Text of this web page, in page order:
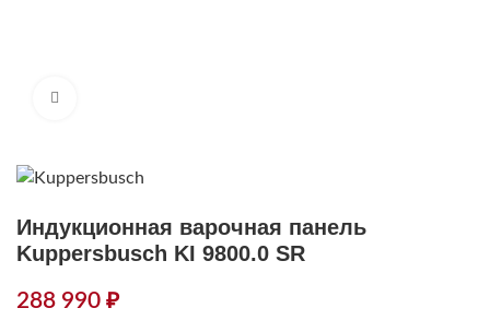
Индукционная варочная панель
Kuppersbusch KI 9800.0 SR
288 990 ₽